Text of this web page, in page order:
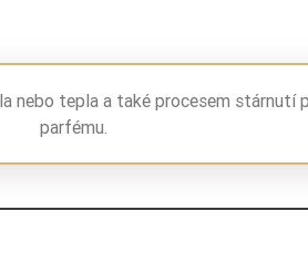
tepla a také procesem stárnutí
parfému.